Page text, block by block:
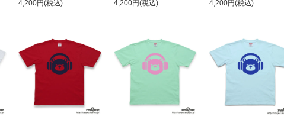
4,200円(税込)
4,200円(税込)
4,200円(税込)